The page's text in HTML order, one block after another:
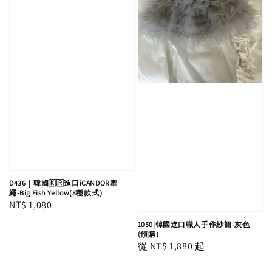
D436｜韓國🇰🇷進口iCANDOR牽
繩-Big Fish Yellow(3種款式）
Regular
NT$ 1,080
1050|韓國進口職人手作紗裙-灰色
(預購）
Regular
從 NT$ 1,880 起